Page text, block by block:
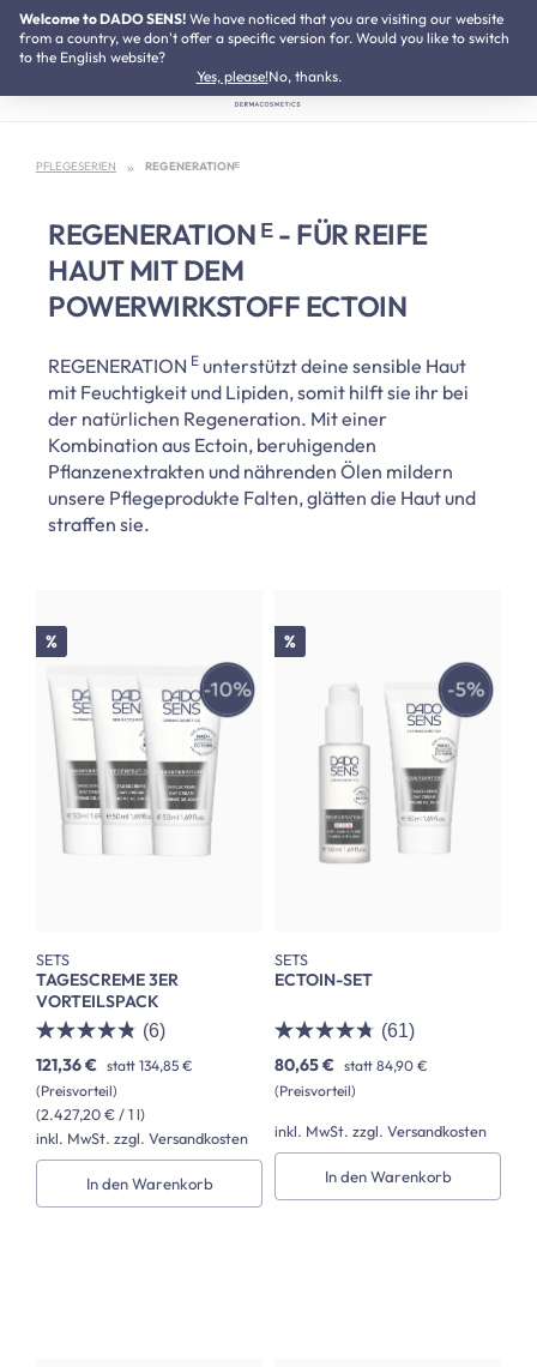
Zum Hauptinhalt springen
Welcome to DADO SENS! We have noticed that you are visiting our website
from a country, we don't offer a specific version for. Would you like to switch
to the English website?
Yes, please!No, thanks.
SUMMER SALE:Bis zu 50% Preisvorteil
PFLEGESERIEN REGENERATIONᴱ
REGENERATION ᴱ - FÜR REIFE
HAUT MIT DEM
POWERWIRKSTOFF ECTOIN
REGENERATION E unterstützt deine sensible Haut
mit Feuchtigkeit und Lipiden, somit hilft sie ihr bei
der natürlichen Regeneration. Mit einer
Kombination aus Ectoin, beruhigenden
Pflanzenextrakten und nährenden Ölen mildern
unsere Pflegeprodukte Falten, glätten die Haut und
straffen sie.
Rabatt
%
SETS
TAGESCREME 3ER
VORTEILSPACK
(6)
(2.427,20 € / 1 l)
121,36 € statt 134,85 €
(Preisvorteil)
inkl. MwSt. zzgl. Versandkosten
In den Warenkorb
Rabatt
%
SETS
ECTOIN-SET
(61)
80,65 € statt 84,90 €
(Preisvorteil)
inkl. MwSt. zzgl. Versandkosten
In den Warenkorb